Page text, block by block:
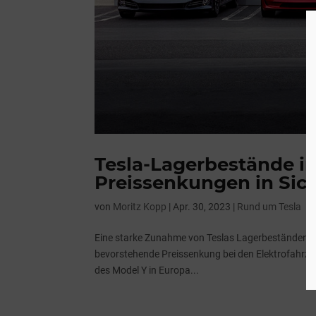
Tesla-Lagerbestände
Preissenkungen in
von Moritz Kopp | Apr. 30, 2023 | Rund um Tesla
Eine starke Zunahme von Teslas
bevorstehende Preissenkung bei den
des Model Y in Europa...